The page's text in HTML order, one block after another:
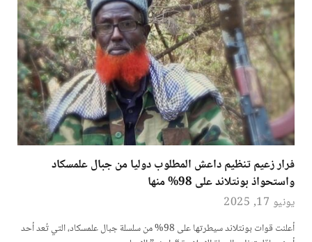
فرار زعيم تنظيم داعش المطلوب دوليا من جبال علمسكاد
واستحواذ بونتلاند على 98% منها
يونيو 17, 2025
أعلنت قوات بونتلاند سيطرتها على 98% من سلسلة جبال علمسكاد، التي تُعد أحد